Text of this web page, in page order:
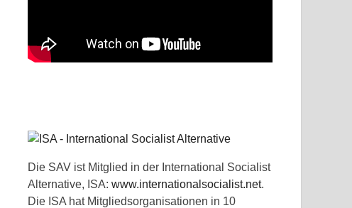
Die SAV ist Mitglied in der International Socialist
Alternative, ISA:www.internationalsocialist.net.
Die ISA hat Mitgliedsorganisationen in 10